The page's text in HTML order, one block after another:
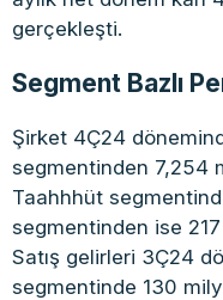
gerçekleşti.
Segment Bazlı
Şirket 4Ç24
segmentinden 7,254
Taahhhüt
segmentinden ise
Satış gelirleri 3Ç24
segmentinde 130